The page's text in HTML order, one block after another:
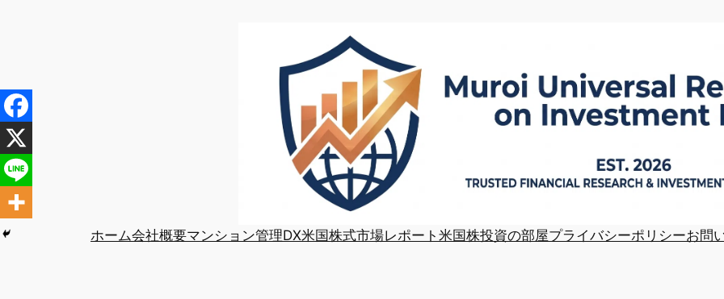
キ
ッ
プ
ホーム会社概要マンション管理DX米国株式市場レポート 米国株投資の部屋プライバシーポリシーお問